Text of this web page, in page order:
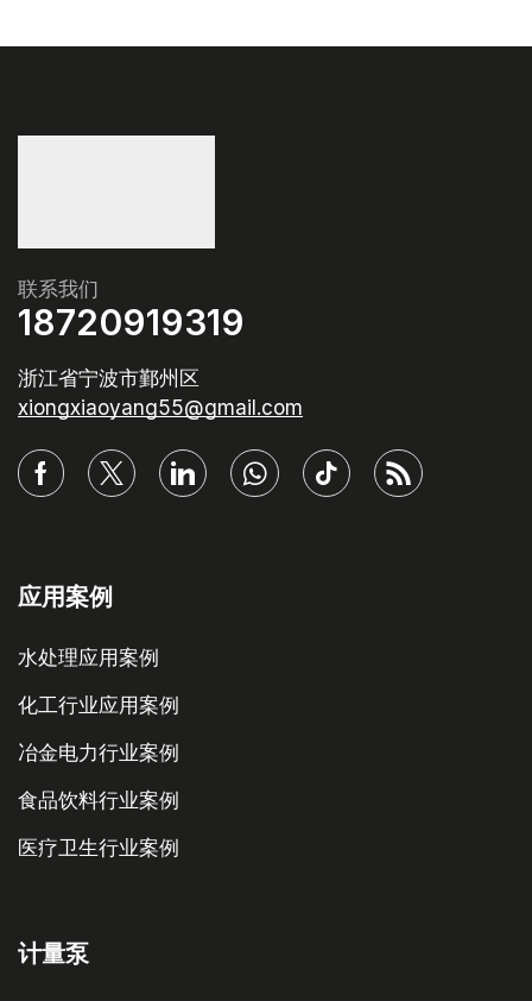
联系我们
18720919319
浙江省宁波市鄞州区
xiongxiaoyang55@gmail.com
应用案例
水处理应用案例
化工行业应用案例
冶金电力行业案例
食品饮料行业案例
医疗卫生行业案例
计量泵